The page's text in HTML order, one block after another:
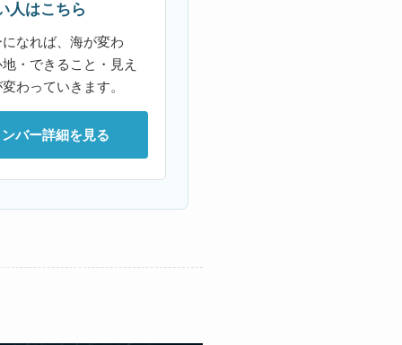
人はこちら
なれば、海が変わ
・できること・見え
わっていきます。
バー詳細を見る